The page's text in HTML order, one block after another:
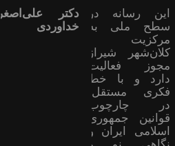
این رسانه در
سطح ملی به
مرکزیت
کلان‌شهر شیراز
مجوز فعالیت
دارد و با خط
فکری مستقل،
در چارچوب
قوانین جمهوری
اسلامی ایران و
دکتر علی‌اصغر
خداوردی